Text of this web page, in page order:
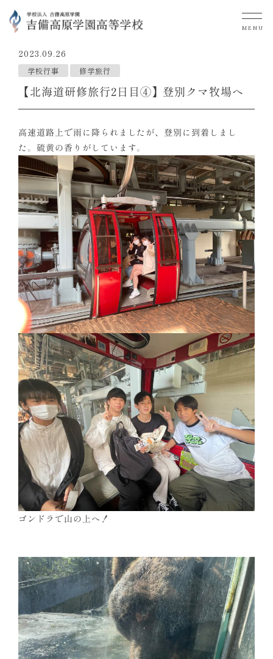
MENU
2023.09.26
学校行事 修学旅行
【北海道研修旅行2日目④】登別クマ牧場へ
高速道路上で雨に降られましたが、登別に到着しまし
た。硫黄の香りがしています。
ゴンドラで山の上へ！